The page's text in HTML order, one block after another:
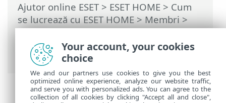
Ajutor online ESET> ESET HOME > Cum
se lucrează cu ESET HOME>Membri>
Funcționalități ESET atribuite membrului
Anti-Theft>Întrebări frecvente despre
Anti-Theft > Nicio locație disponibilă
Your account, your cookies
choice
We and our partners use cookies to give you the best
optimized online experience, analyze our website traffic,
and serve you with personalized ads. You can agree to the
collection of all cookies by clicking "Accept all and close",